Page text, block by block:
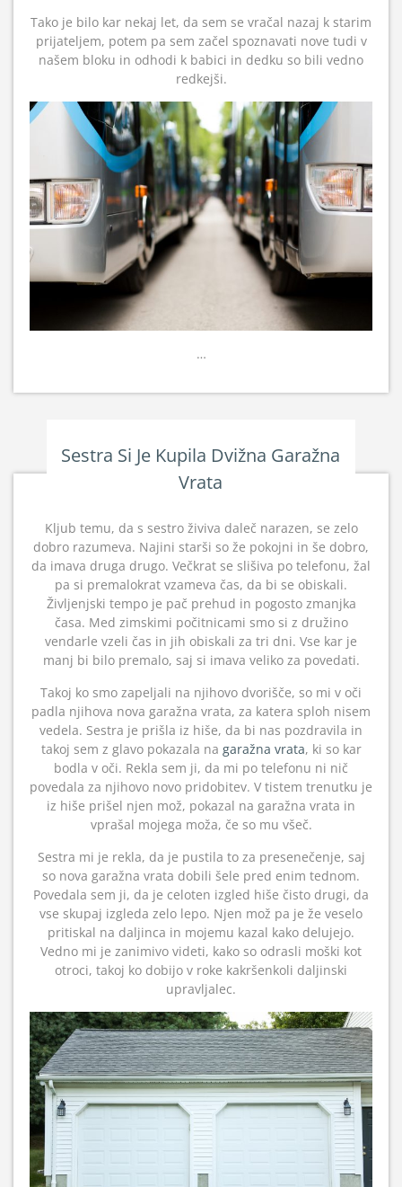
Tako je bilo kar nekaj let, da sem se vračal nazaj k starim
prijateljem, potem pa sem začel spoznavati nove tudi v
našem bloku in odhodi k babici in dedku so bili vedno
redkejši.
…
Sestra Si Je Kupila Dvižna Garažna
Vrata
Kljub temu, da s sestro živiva daleč narazen, se zelo
dobro razumeva. Najini starši so že pokojni in še dobro,
da imava druga drugo. Večkrat se slišiva po telefonu, žal
pa si premalokrat vzameva čas, da bi se obiskali.
Življenjski tempo je pač prehud in pogosto zmanjka
časa. Med zimskimi počitnicami smo si z družino
vendarle vzeli čas in jih obiskali za tri dni. Vse kar je
manj bi bilo premalo, saj si imava veliko za povedati.
Takoj ko smo zapeljali na njihovo dvorišče, so mi v oči
padla njihova nova garažna vrata, za katera sploh nisem
vedela. Sestra je prišla iz hiše, da bi nas pozdravila in
takoj sem z glavo pokazala na garažna vrata, ki so kar
bodla v oči. Rekla sem ji, da mi po telefonu ni nič
povedala za njihovo novo pridobitev. V tistem trenutku je
iz hiše prišel njen mož, pokazal na garažna vrata in
vprašal mojega moža, če so mu všeč.
Sestra mi je rekla, da je pustila to za presenečenje, saj
so nova garažna vrata dobili šele pred enim tednom.
Povedala sem ji, da je celoten izgled hiše čisto drugi, da
vse skupaj izgleda zelo lepo. Njen mož pa je že veselo
pritiskal na daljinca in mojemu kazal kako delujejo.
Vedno mi je zanimivo videti, kako so odrasli moški kot
otroci, takoj ko dobijo v roke kakršenkoli daljinski
upravljalec.